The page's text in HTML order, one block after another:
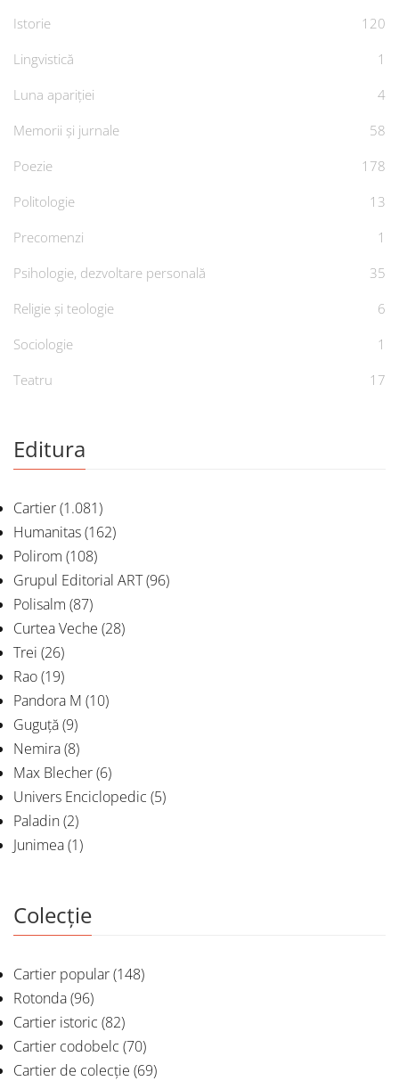
Istorie
120
Lingvistică
1
Luna apariției
4
Memorii și jurnale
58
Poezie
178
Politologie
13
Precomenzi
1
Psihologie, dezvoltare personală
35
Religie și teologie
6
Sociologie
1
Teatru
17
Editura
Cartier(1.081)
Humanitas(162)
Polirom (108)
Grupul Editorial ART(96)
Polisalm (87)
Curtea Veche (28)
Trei (26)
Rao(19)
Pandora M (10)
Guguță(9)
Nemira(8)
Max Blecher(6)
Univers Enciclopedic (5)
Paladin(2)
Junimea(1)
Colecție
Cartier popular(148)
Rotonda(96)
Cartier istoric (82)
Cartier codobelc (70)
Cartier de colecție (69)